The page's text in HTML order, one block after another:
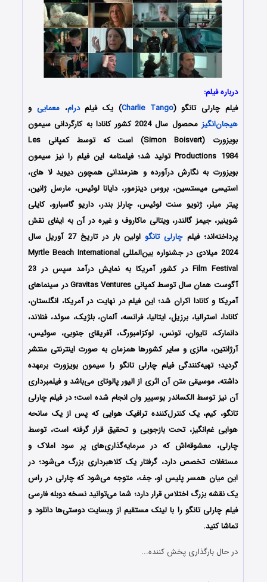
درباره فیلم:
فیلم چارلی تانگو (Charlie Tango) یک فیلمدرام،معمایی و
هیجان‌انگیز
محصول سال 2024 کشور کانادا به کارگردانی سیمون
بویزورت (Simon Boisvert) است که توسط کمپانی‌ Les
Productions 1984 تولید شد؛ فیلمنامه این فیلم را نیز سیمون
بویزورت به نگارش درآورده و هنرمندانی همچون دیوید لا های،
استیسی میستسین، بروس دینزمور، دایانا لوئیس، مارسل ژانین،
پیتر میلر، ژنویو سنت لوئیس، چارلز بندر، داریو گاسبارو، کایلی
شوینیر، جیمز گالندر، ویتالی ماکاروف و غیره در آن به ایفای نقش
پرداخته‌اند؛ فیلمچارلی تانگو
اولین بار در تاریخ 27 آوریل سال
2024 میلادی در جشنواره بین‌المللی Myrtle Beach International
Film Festival در کشور آمریکا به نمایش درآمد سپس در 23
آگوست همان سال توسط کمپانی‌ Gravitas Ventures در سینماهای
آمریکا و کانادا اکران شد؛ این فیلم در نهایت در آمریکا، انگلستان،
کانادا، استرالیا، برزیل، ایتالیا، فرانسه، آلمان، بلژیک، سوئد، فنلاند،
دانمارک، تایوان، تونس، لوکزامبورگ، آفریقای جنوبی، سوئیس،
آرژانتین، مالزی و سایر کشورها همزمان به صورت اینترنتی منتشر
گردید؛ تهیه‌کنندگی فیلم چارلی تانگو را سیمون بویزورت برعهده
داشته، موسیقی متن آن اثری از الیور پالوتای می‌باشد و فیلمبرداری
آن نیز توسط الکساندر بوسییر وان انجام شده است؛ در فیلم چارلی
تانگو، کیم، یک کنترل‌کننده ترافیک هوایی که پس از یک سانحه
هوایی غم‌انگیز، تحت بازجویی و تحقیق قرار گرفته است، توسط
چارلی، معشوقه‌اش که در سرمایه‌گذاری‌های پر سود املاک و
مستغلات تخصص دارد، گرفتار یک کلاهبرداری بزرگ می‌شود؛ در
این میان همسر پلیس او، جف، متوجه می‌شود که چارلی در راس
یک نقشه بزرگ اختلاس قرار دارد؛ شما می‌توانید نسخه دوبله فارسی
فیلم چارلی تانگو را با ‌لینک مستقیم از وبسایت دوستی‌ها دانلود و
تماشا کنید.
در حال بارگذاری پخش کننده...